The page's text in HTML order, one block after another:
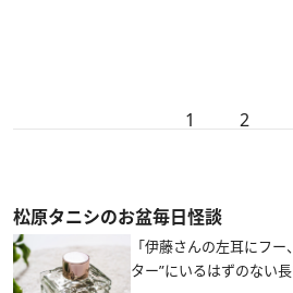
1 2
松原タニシのお盆毎日怪談
「伊藤さんの左耳にフー
ター”にいるはずのない